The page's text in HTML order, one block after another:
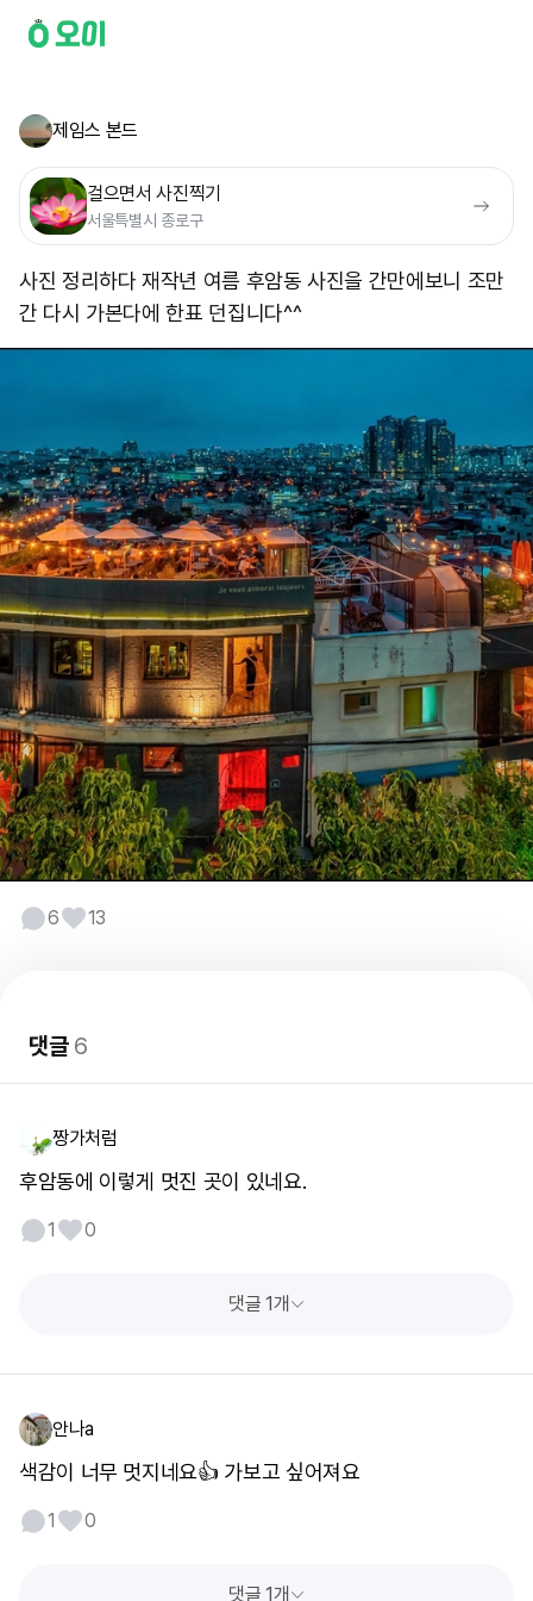
제임스 본드
걸으면서 사진찍기
서울특별시 종로구
사진 정리하다 재작년 여름 후암동 사진을 간만에보니 조만
간 다시 가본다에 한표 던집니다^^
6 13
댓글6
짱가처럼
후암동에 이렇게 멋진 곳이 있네요.
1 0
댓글 1개
안나a
색감이 너무 멋지네요👍 가보고 싶어져요
1 0
댓글 1개